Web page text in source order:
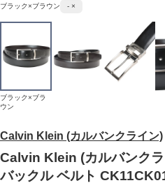
Calvin Klein (カルバンクライン)
Calvin Klein (カルバンク
バックル ベルト
ブラック×ブラウン
- ×
ブラック×ブラ
ウン